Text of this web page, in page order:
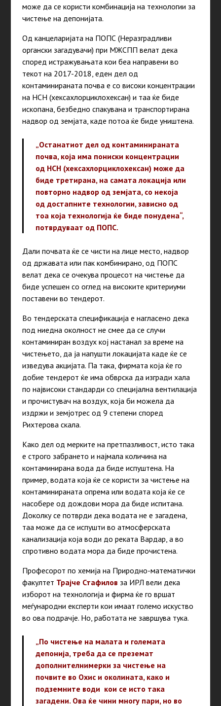
може да се користи комбинација на технологии за
чистење на депонијата.
Од канцеларијата на ПОПС (Неразградливи
органски загадувачи) при МЖСПП велат дека
според истражувањата кои беа направени во
текот на 2017-2018, еден дел од
контаминираната почва е со високи концентрации
на HCH (хексахлорциклохексан) и таа ќе биде
ископана, безбедно спакувана и транспортирана
надвор од земјата, каде потоа ќе биде уништена.
„Останатиот дел од контаминираната
почва, која има пониски концентрации
од HCH (хексахлорциклохексан) може да
биде третирана, на самата локација или
повторно надвор од земјата, со некоја
од достапните технологии, зависно од
тоа која технологија ќе биде понудена“,
потврдуваат од ПОПС.
Дали почвата ќе се чисти на лице место, надвор
од државата или пак комбинирано, од ПОПС
велат дека се очекува процесот на чистење да
биде успешен со оглед на високите критериуми
поставени во тендерот.
Во тендерската спецификација е нагласено дека
под ниедна околност не смее да се случи
контаминиран воздух кој настанал за време на
чистењето, да ја напушти локацијата каде ќе се
изведува акцијата. Па така, фирмата која ќе го
добие тендерот ќе има обврска да изгради хала
по највисоки стандарди со специјална вентилација
и прочистувач на воздух, која би можела да
издржи и земјотрес од 9 степени според
Рихтерова скала.
Како дел од мерките на претпазливост, исто така
е строго забрането и најмала количина на
контаминирана вода да биде испуштена. На
пример, водата која ќе се користи за чистење на
контаминираната опрема или водата која ќе се
насобере од дождови мора да биде испитана.
Доколку се потврди дека водата не е загадена,
таа може да се испушти во атмосферската
канализација која води до реката Вардар, а во
спротивно водата мора да биде прочистена.
Професорот по хемија на Природно-математички
факултет Трајче Стафилов за ИРЛ вели дека
изборот на технологија и фирма ќе го вршат
меѓународни експерти кои имаат големо искуство
во ова подрачје. Но, работата не завршува тука.
„По чистење на малата и големата
депонија, треба да се преземат
дополнителнимерки за чистење на
почвите во Охис и околината, како и
подземните води кои се исто така
загадени. Ова ќе чини многу пари, но во